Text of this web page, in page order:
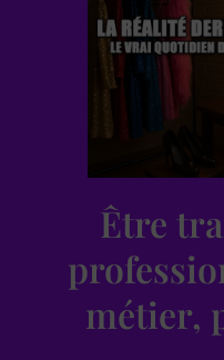
Être
métier,